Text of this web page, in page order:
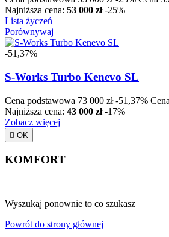
Najniższa cena: 53 000 zł -25%
Lista życzeń
Porównywaj
-51,37%
S-Works Turbo Kenevo SL
Cena podstawowa 73 000 zł -51,37% Cena
Najniższa cena: 43 000 zł -17%
Zobacz więcej
 OK
KOMFORT
Wyszukaj ponownie to co szukasz
Powrót do strony głównej